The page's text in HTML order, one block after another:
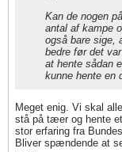
Kan de nogen
antal af kampe
også bare sige,
bedre før det
at hente sådan
kunne hente en
Meget enig. Vi skal
stå på tæer og hente
stor erfaring fra
Bliver spændende at